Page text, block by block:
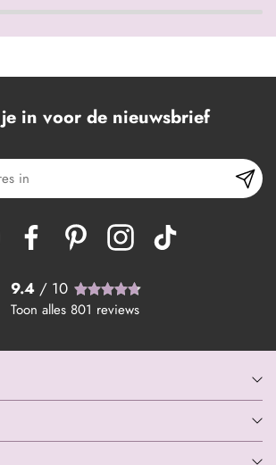
in voor de nieuwsbrief
9.4 / 10
Toon alles 801 reviews